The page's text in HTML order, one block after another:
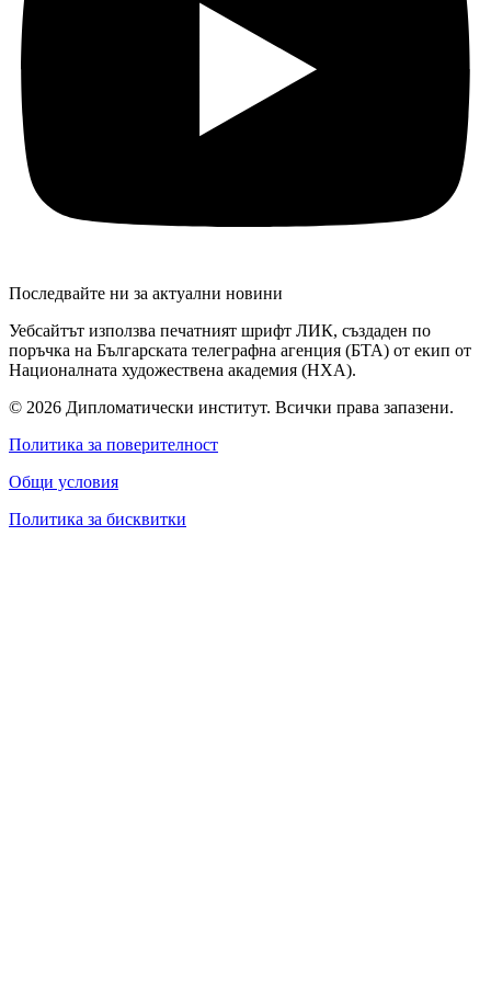
Последвайте ни за актуални новини
Уебсайтът използва печатният шрифт ЛИК, създаден по
поръчка на Българската телеграфна агенция (БТА) от екип от
Националната художествена академия (НХА).
© 2026 Дипломатически институт. Всички права запазени.
Политика за поверителност
Общи условия
Политика за бисквитки